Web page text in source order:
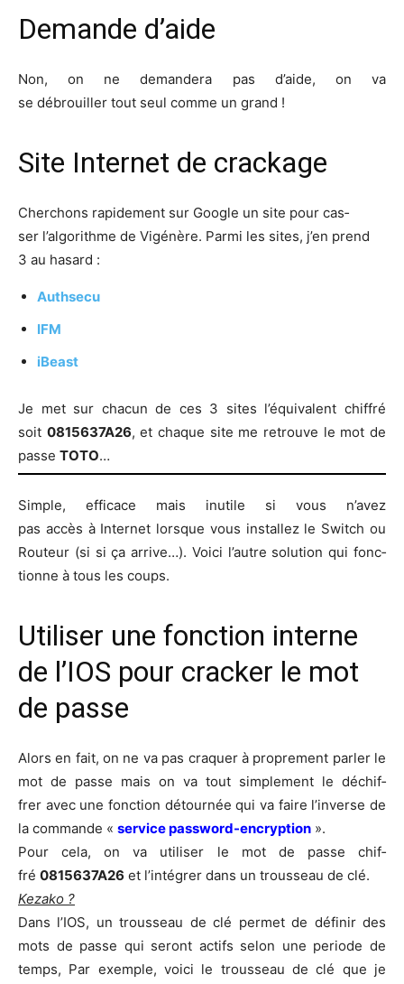
Demande d’aide
Non, on ne deman­de­ra pas d’aide, on va
se débrouiller tout seul comme un grand !
Site Internet de crackage
Cher­chons rapi­de­ment sur Google un site pour cas­
ser l’algorithme de Vigé­nère. Par­mi les sites, j’en prend
3 au hasard :
Auth­se­cu
IFM
iBeast
Je met sur cha­cun de ces 3 sites l’équivalent chif­fré
soit 0815637A26, et chaque site me retrouve le mot de
passe TOTO…
Simple, effi­cace mais inutile si vous n’a­vez
pas accès à Inter­net lorsque vous ins­tal­lez le Switch ou
Rou­teur (si si ça arrive…). Voi­ci l’autre solu­tion qui fonc­
tionne à tous les coups.
Utiliser une fonction interne
de l’IOS pour cracker le mot
de passe
Alors en fait, on ne va pas cra­quer à pro­pre­ment par­ler le
mot de passe mais on va tout sim­ple­ment le déchif­
frer avec une fonc­tion détour­née qui va faire l’in­verse de
la com­mande « ser­vice pass­word-encryp­tion ».
Pour cela, on va uti­li­ser le mot de passe chif­
fré 0815637A26 et l’intégrer dans un trous­seau de clé.
Keza­ko ?
Dans l’IOS, un trous­seau de clé per­met de défi­nir des
mots de passe qui seront actifs selon une per­iode de
temps, Par exemple, voi­ci le trous­seau de clé que je